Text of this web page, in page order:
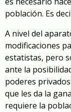
población. Es
A nivel del
modificaciones
estatistas, pero
ante la
poderes
que les da la
requiere la